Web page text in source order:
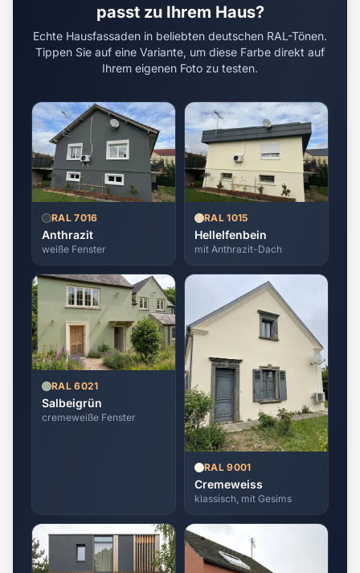
passt zu Ihrem Haus?
Echte Hausfassaden in beliebten deutschen RAL-Tönen.
Tippen Sie auf eine Variante, um diese Farbe direkt auf
Ihrem eigenen Foto zu testen.
RAL 7016
Anthrazit
weiße Fenster
RAL 1015
Hellelfenbein
mit Anthrazit-Dach
RAL 6021
Salbeigrün
cremeweiße Fenster
RAL 9001
Cremeweiss
klassisch, mit Gesims